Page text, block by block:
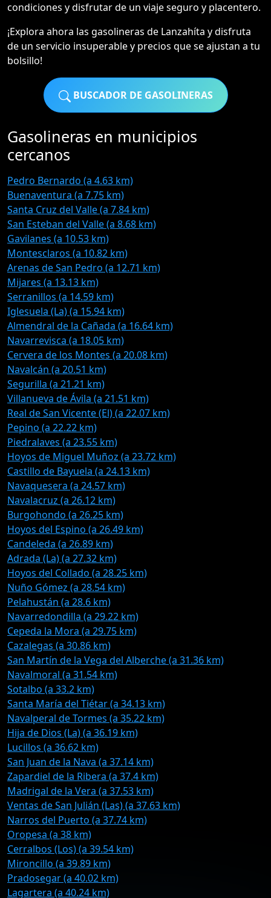
condiciones y disfrutar de un viaje seguro y placentero.
¡Explora ahora las gasolineras de Lanzahíta y disfruta
de un servicio insuperable y precios que se ajustan a tu
bolsillo!
BUSCADOR DE GASOLINERAS
Gasolineras en municipios
cercanos
Pedro Bernardo (a 4.63 km)
Buenaventura (a 7.75 km)
Santa Cruz del Valle (a 7.84 km)
San Esteban del Valle (a 8.68 km)
Gavilanes (a 10.53 km)
Montesclaros (a 10.82 km)
Arenas de San Pedro (a 12.71 km)
Mijares (a 13.13 km)
Serranillos (a 14.59 km)
Iglesuela (La) (a 15.94 km)
Almendral de la Cañada (a 16.64 km)
Navarrevisca (a 18.05 km)
Cervera de los Montes (a 20.08 km)
Navalcán (a 20.51 km)
Segurilla (a 21.21 km)
Villanueva de Ávila (a 21.51 km)
Real de San Vicente (El) (a 22.07 km)
Pepino (a 22.22 km)
Piedralaves (a 23.55 km)
Hoyos de Miguel Muñoz (a 23.72 km)
Castillo de Bayuela (a 24.13 km)
Navaquesera (a 24.57 km)
Navalacruz (a 26.12 km)
Burgohondo (a 26.25 km)
Hoyos del Espino (a 26.49 km)
Candeleda (a 26.89 km)
Adrada (La) (a 27.32 km)
Hoyos del Collado (a 28.25 km)
Nuño Gómez (a 28.54 km)
Pelahustán (a 28.6 km)
Navarredondilla (a 29.22 km)
Cepeda la Mora (a 29.75 km)
Cazalegas (a 30.86 km)
San Martín de la Vega del Alberche (a 31.36 km)
Navalmoral (a 31.54 km)
Sotalbo (a 33.2 km)
Santa María del Tiétar (a 34.13 km)
Navalperal de Tormes (a 35.22 km)
Hija de Dios (La) (a 36.19 km)
Lucillos (a 36.62 km)
San Juan de la Nava (a 37.14 km)
Zapardiel de la Ribera (a 37.4 km)
Madrigal de la Vera (a 37.53 km)
Ventas de San Julián (Las) (a 37.63 km)
Narros del Puerto (a 37.74 km)
Oropesa (a 38 km)
Cerralbos (Los) (a 39.54 km)
Mironcillo (a 39.89 km)
Pradosegar (a 40.02 km)
Lagartera (a 40.24 km)